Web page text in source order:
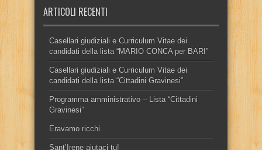
ARTICOLI RECENTI
Casellari giudiziali e Curriculum Vitae dei
candidati della lista “MARIO CONCA per BARI”
Casellari giudiziali e Curriculum Vitae dei
candidati della lista “Cittadini Gravinesi”
Programma amministrativo – Lista “Cittadini
Gravinesi”
Eravamo ricchi
Sant’Irene aiutaci tu!